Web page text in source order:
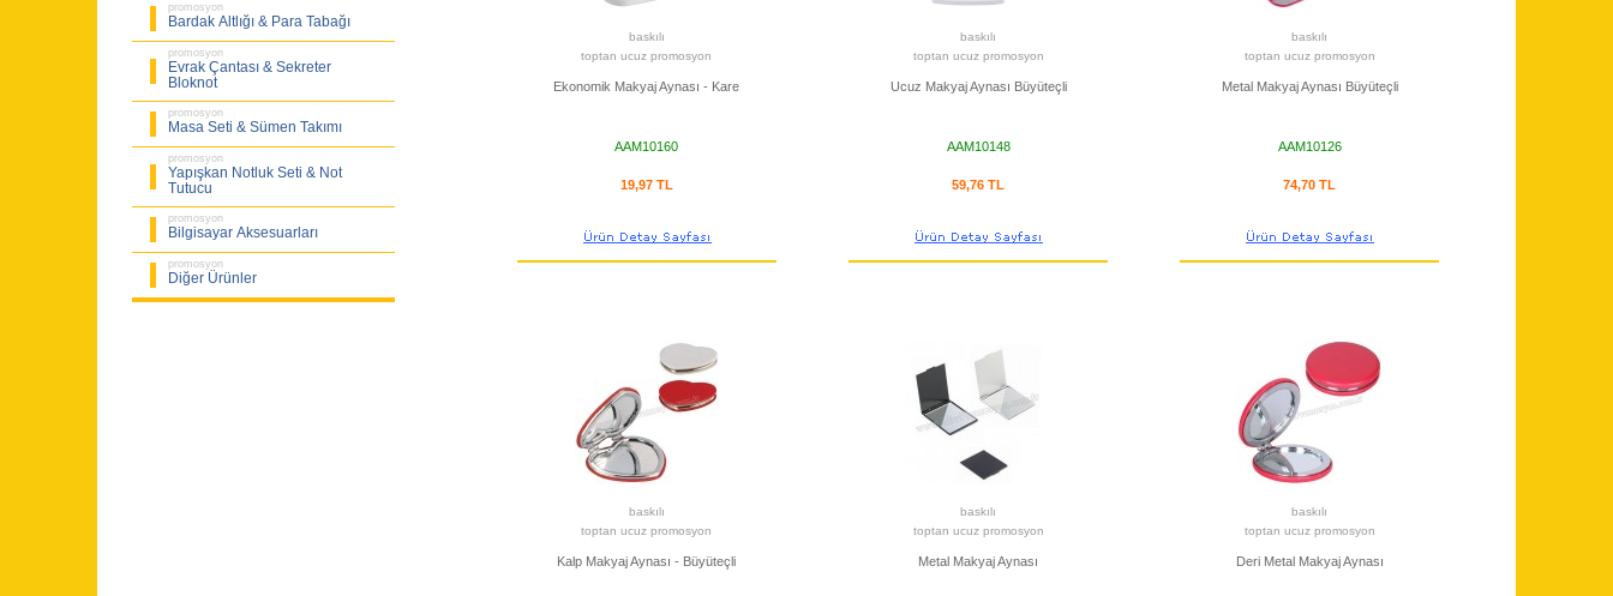
promosyon
Bardak Altlığı & Para Tabağı
promosyon
Evrak Çantası & Sekreter
Bloknot
promosyon
Masa Seti & Sümen Takımı
promosyon
Yapışkan Notluk Seti & Not
Tutucu
promosyon
Bilgisayar Aksesuarları
promosyon
Diğer Ürünler
baskılı
toptan ucuz promosyon
Ekonomik Makyaj Aynası - Kare
AAM10160
19,97 TL
baskılı
toptan ucuz promosyon
Ucuz Makyaj Aynası Büyüteçli
AAM10148
59,76 TL
baskılı
toptan ucuz promosyon
Metal Makyaj Aynası Büyüteçli
AAM10126
74,70 TL
baskılı
toptan ucuz promosyon
Kalp Makyaj Aynası - Büyüteçli
baskılı
toptan ucuz promosyon
Metal Makyaj Aynası
baskılı
toptan ucuz promosyon
Deri Metal Makyaj Aynası